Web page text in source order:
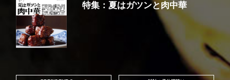
特集：夏はガツンと肉中華